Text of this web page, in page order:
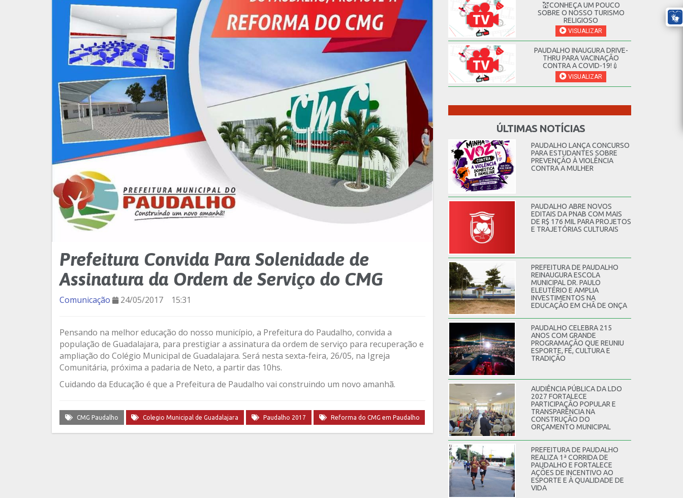
Prefeitura Convida Para Solenidade de
Assinatura da Ordem de Serviço do CMG
Comunicação 24/05/2017 15:31
Pensando na melhor educação do nosso município, a Prefeitura do Paudalho, convida a
população de Guadalajara, para prestigiar a assinatura da ordem de serviço para recuperação e
ampliação do Colégio Municipal de Guadalajara. Será nesta sexta-feira, 26/05, na Igreja
Comunitária, próxima a padaria de Neto, a partir das 10hs.
Cuidando da Educação é que a Prefeitura de Paudalho vai construindo um novo amanhã.
CMG Paudalho Colegio Municipal de Guadalajara Paudalho 2017 Reforma do CMG em Paudalho
💒CONHEÇA UM POUCO
SOBRE O NOSSO TURISMO
RELIGIOSO
VISUALIZAR
PAUDALHO INAUGURA DRIVE-
THRU PARA VACINAÇÃO
CONTRA A COVID-19!💉
VISUALIZAR
ÚLTIMAS NOTÍCIAS
PAUDALHO LANÇA CONCURSO
PARA ESTUDANTES SOBRE
PREVENÇÃO À VIOLÊNCIA
CONTRA A MULHER
PAUDALHO ABRE NOVOS
EDITAIS DA PNAB COM MAIS
DE R$ 176 MIL PARA PROJETOS
E TRAJETÓRIAS CULTURAIS
PREFEITURA DE PAUDALHO
REINAUGURA ESCOLA
MUNICIPAL DR. PAULO
ELEUTÉRIO E AMPLIA
INVESTIMENTOS NA
EDUCAÇÃO EM CHÃ DE ONÇA
PAUDALHO CELEBRA 215
ANOS COM GRANDE
PROGRAMAÇÃO QUE REUNIU
ESPORTE, FÉ, CULTURA E
TRADIÇÃO
AUDIÊNCIA PÚBLICA DA LDO
2027 FORTALECE
PARTICIPAÇÃO POPULAR E
TRANSPARÊNCIA NA
CONSTRUÇÃO DO
ORÇAMENTO MUNICIPAL
PREFEITURA DE PAUDALHO
REALIZA 1ª CORRIDA DE
PAUDALHO E FORTALECE
AÇÕES DE INCENTIVO AO
ESPORTE E À QUALIDADE DE
VIDA